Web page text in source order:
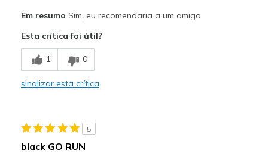
Contras
Need Break In
Em resumo Sim, eu recomendaria a um amigo
Esta crítica foi útil?
1 0
sinalizar esta crítica
5
black GO RUN